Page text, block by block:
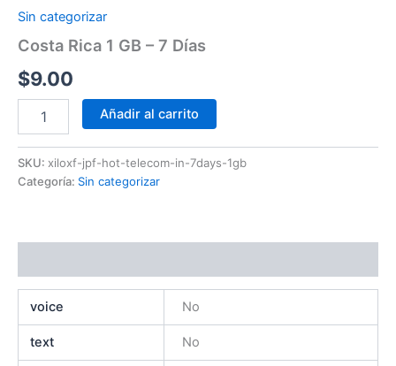
Sin categorizar
Costa Rica 1 GB – 7 Días
$9.00
Añadir al carrito
SKU: xiloxf-jpf-hot-telecom-in-7days-1gb
Categoría: Sin categorizar
voice No
text No